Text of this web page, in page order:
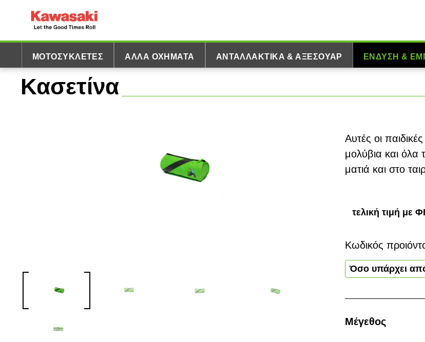
ΜΟΤΟΣΥΚΛΈΤΕΣ ΆΛΛΑ ΟΧΉΜΑΤΑ ΑΝΤΑΛΛΑΚΤΙΚΆ & ΑΞΕΣΟΥΆΡ ΈΝΔΥΣΗ &
Κασετίνα
Αυτές οι
μολύβια και όλα
ματιά και στο
τελική τιμή με
Όσο υπάρχει
Μέγεθος
Κωδικός